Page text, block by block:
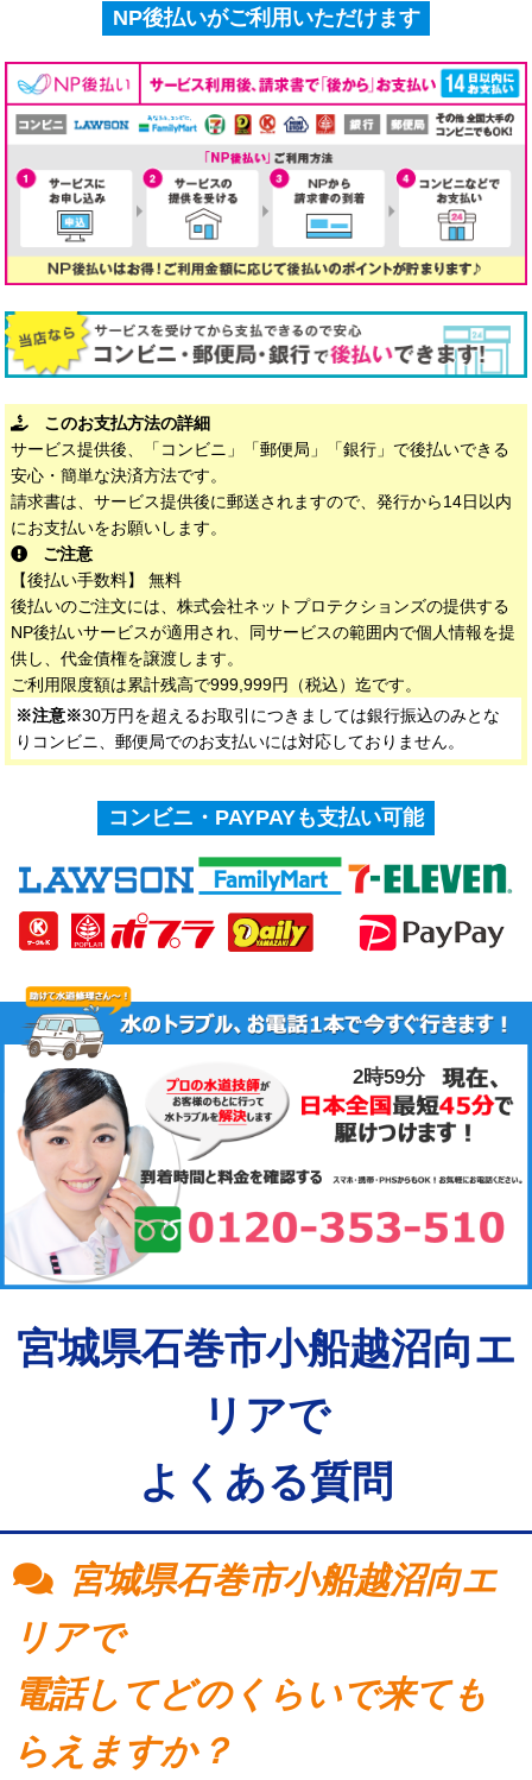
NP後払いがご利用いただけます
このお支払方法の詳細
サービス提供後、「コンビニ」「郵便局」「銀行」で後払いできる
安心・簡単な決済方法です。
請求書は、サービス提供後に郵送されますので、発行から14日以内
にお支払いをお願いします。
ご注意
【後払い手数料】 無料
後払いのご注文には、株式会社ネットプロテクションズの提供する
NP後払いサービスが適用され、同サービスの範囲内で個人情報を提
供し、代金債権を譲渡します。
ご利用限度額は累計残高で999,999円（税込）迄です。
※注意※30万円を超えるお取引につきましては銀行振込のみとな
りコンビニ、郵便局でのお支払いには対応しておりません。
コンビニ・PAYPAYも支払い可能
2時59分
宮城県石巻市小船越沼向エ
リアで
よくある質問
宮城県石巻市小船越沼向エ
リアで
電話してどのくらいで来ても
らえますか？